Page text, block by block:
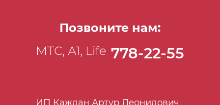
ИП Каждан Артур Леонидович
Позвоните нам:
МТС, А1, Life 778-22-55